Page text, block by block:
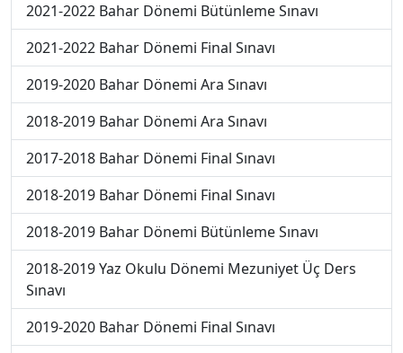
2021-2022 Bahar Dönemi Bütünleme Sınavı
2021-2022 Bahar Dönemi Final Sınavı
2019-2020 Bahar Dönemi Ara Sınavı
2018-2019 Bahar Dönemi Ara Sınavı
2017-2018 Bahar Dönemi Final Sınavı
2018-2019 Bahar Dönemi Final Sınavı
2018-2019 Bahar Dönemi Bütünleme Sınavı
2018-2019 Yaz Okulu Dönemi Mezuniyet Üç Ders
Sınavı
2019-2020 Bahar Dönemi Final Sınavı